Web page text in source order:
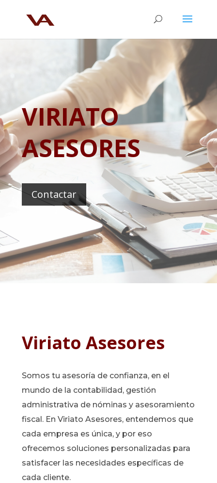
VIRIATO
ASESORES
Contactar
Viriato Asesores
Somos tu asesoría de confianza, en el
mundo de la contabilidad, gestión
administrativa de nóminas y asesoramiento
fiscal. En Viriato Asesores, entendemos que
cada empresa es única, y por eso
ofrecemos soluciones personalizadas para
satisfacer las necesidades específicas de
cada cliente.